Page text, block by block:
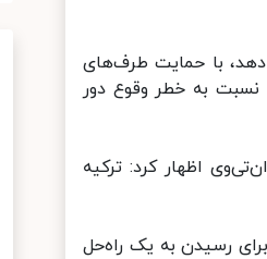
با حمایت طرف‌های
به خطر وقوع دور
اظهار کرد: ترکیه
رسیدن به یک راه‌حل